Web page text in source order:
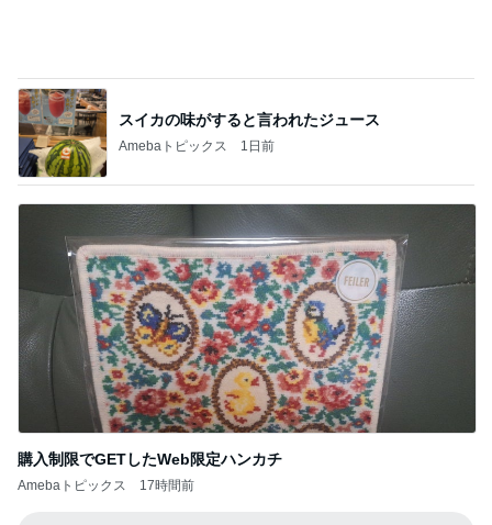
購入制限でGETしたWeb限定ハンカチ
Amebaトピックス 17時間前
記事を読む